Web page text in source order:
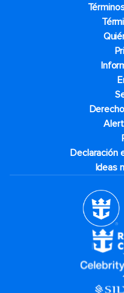
Declaración
Ideas